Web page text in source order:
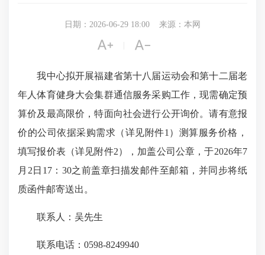
日期：2026-06-29 18:00 来源：本网
 
我中心拟开展福建省第十八届运动会和第十二届老
年人体育健身大会集群通信服务采购工作，现需确定预
算价及最高限价，特面向社会进行公开询价。请有意报
价的公司依据采购需求（详见附件1）测算服务价格，
填写报价表（详见附件2），加盖公司公章，于2026年7
月2日17：30之前盖章扫描发邮件至邮箱，并同步将纸
质函件邮寄送出。
联系人：吴先生
联系电话：0598-8249940